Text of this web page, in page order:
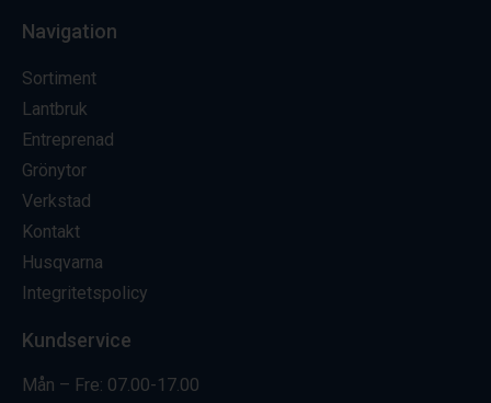
Navigation
Sortiment
Lantbruk
Entreprenad
Grönytor
Verkstad
Kontakt
Husqvarna
Integritetspolicy
Kundservice
Mån – Fre: 07.00-17.00